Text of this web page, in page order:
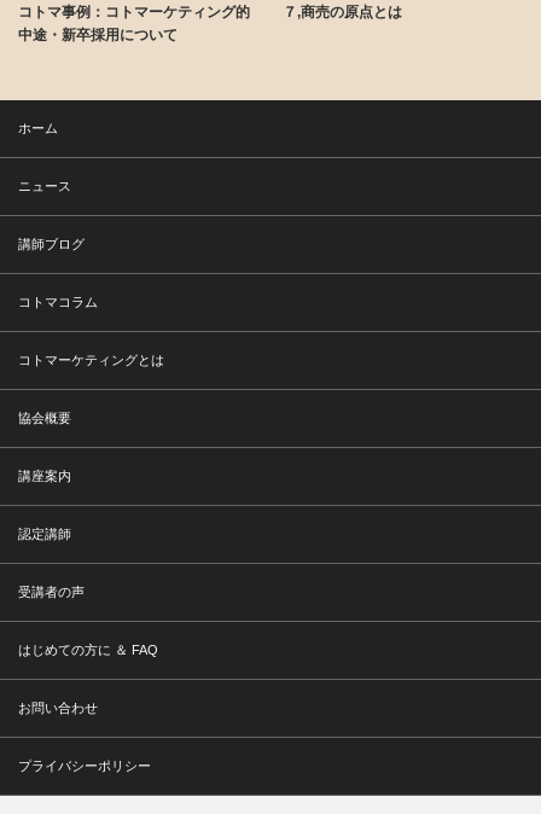
講師ブログ
コトマ事例：コトマーケティング的
中途・新卒採用について
７,商売の原点とは
ホーム
ニュース
講師ブログ
コトマコラム
コトマーケティングとは
協会概要
講座案内
認定講師
受講者の声
はじめての方に ＆ FAQ
お問い合わせ
プライバシーポリシー